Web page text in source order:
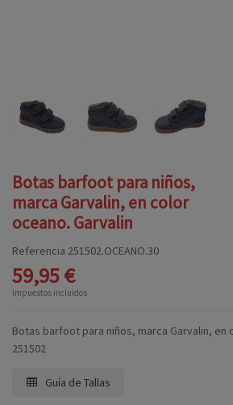
Botas barfoot para niños,
marca Garvalin, en color
oceano. Garvalin
Referencia 251502.OCEANO.30
59,95 €
Impuestos incluidos
Botas barfoot para niños, marca Garvalin, en
251502
Guía de Tallas